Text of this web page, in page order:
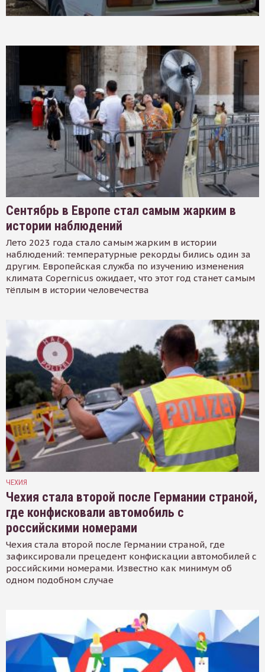
Сентябрь в Европе стал самым жарким в
истории наблюдений
Лето 2023 года стало самым жарким в истории
наблюдений: температурные рекорды бились один за
другим. Европейская служба по изучению изменения
климата Copernicus ожидает, что этот год станет самым
тёплым в истории человечества
ЧЕХИЯ
Чехия стала второй после Германии страной,
где конфисковали автомобиль с
российскими номерами
Чехия стала второй после Германии страной, где
зафиксировали прецедент конфискации автомобилей с
российскими номерами. Известно как минимум об
одном подобном случае